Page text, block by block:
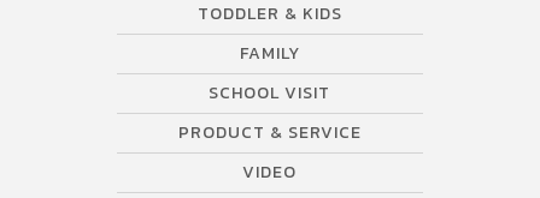
TODDLER & KIDS
FAMILY
SCHOOL VISIT
PRODUCT & SERVICE
VIDEO